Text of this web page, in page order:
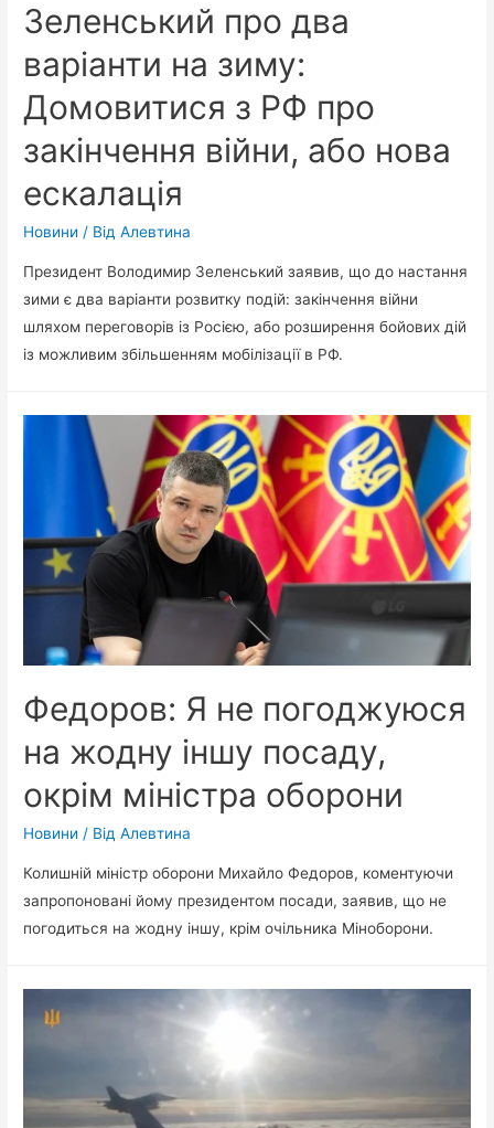
Зеленський про два
варіанти на зиму:
Домовитися з РФ про
закінчення війни, або нова
ескалація
Новини / ВідАлевтина
Президент Володимир Зеленський заявив, що до настання
зими є два варіанти розвитку подій: закінчення війни
шляхом переговорів із Росією, або розширення бойових дій
із можливим збільшенням мобілізації в РФ.
Федоров: Я не погоджуюся
на жодну іншу посаду,
окрім міністра оборони
Новини / ВідАлевтина
Колишній міністр оборони Михайло Федоров, коментуючи
запропоновані йому президентом посади, заявив, що не
погодиться на жодну іншу, крім очільника Міноборони.